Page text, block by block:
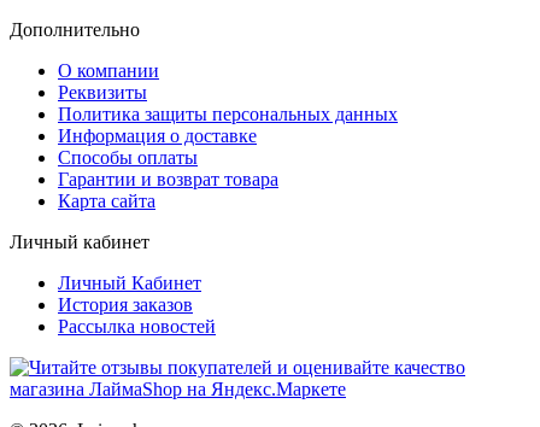
Дополнительно
О компании
Реквизиты
Политика защиты персональных данных
Информация о доставке
Способы оплаты
Гарантии и возврат товара
Карта сайта
Личный кабинет
Личный Кабинет
История заказов
Рассылка новостей